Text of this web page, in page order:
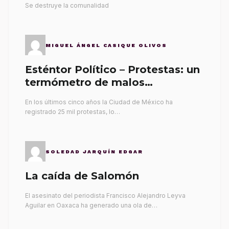
Se destruye la comunalidad
MIGUEL ÁNGEL CASIQUE OLIVOS
Esténtor Político – Protestas: un
termómetro de malos
En los últimos cinco años la Ciudad de México ha
registrado 25 mil protestas, lo…
SOLEDAD JARQUÍN EDGAR
La caída de Salomón
El asesinato del periodista Francisco Alejandro Leyva
Aguilar en Oaxaca ha generado una ola de…